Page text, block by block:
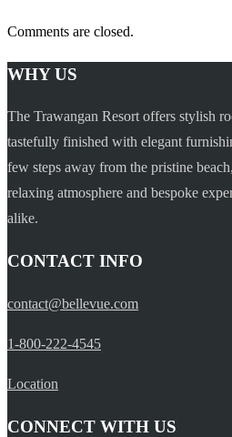
Comments are closed.
WHY US
The Trawangan Resort offers stylish
tastefully finished with elegant
few steps away from the pristine
relaxing atmosphere and bespoke
alike.
CONTACT INFO
contact@bellevue.com
1-800-222-4545
Location
CONNECT WITH US